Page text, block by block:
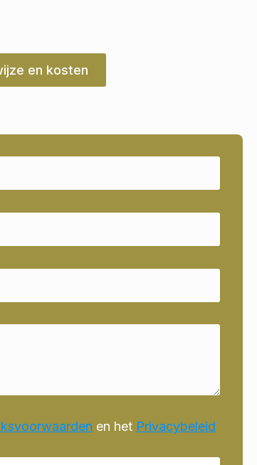
en kosten
en het Privacybeleid